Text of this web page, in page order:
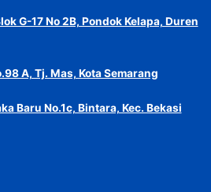
G-17 No 2B, Pondok Kelapa, Duren
A, Tj. Mas, Kota Semarang
Baru No.1c, Bintara, Kec. Bekasi